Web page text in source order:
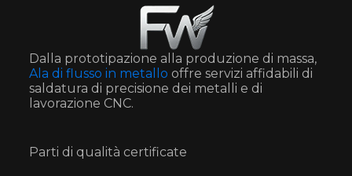
Dalla prototipazione alla produzione di massa,
Ala di flusso in metallo offre servizi affidabili di
saldatura di precisione dei metalli e di
lavorazione CNC.
Parti di qualità certificate